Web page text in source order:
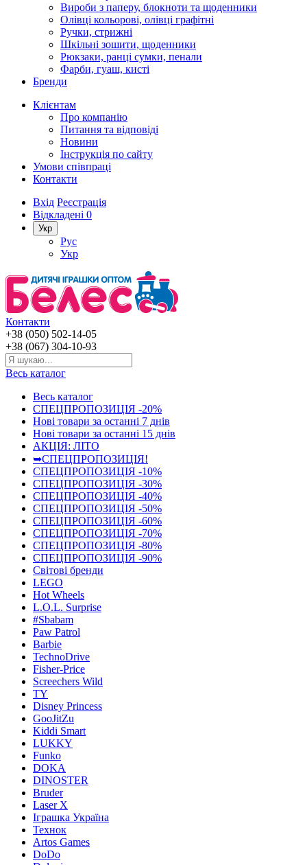
Вироби з паперу, блокноти та щоденники
Олівці кольорові, олівці графітні
Ручки, стрижні
Шкільні зошити, щоденники
Рюкзаки, ранці сумки, пенали
Фарби, гуаш, кисті
Бренди
Клієнтам
Про компанію
Питання та відповіді
Новини
Інструкція по сайту
Умови співпраці
Контакти
Вхід Реєстрація
Відкладені 0
Укр
Рус
Укр
Контакти
+38 (050) 502-14-05
+38 (067) 304-10-93
Весь каталог
Весь каталог
СПЕЦПРОПОЗИЦІЯ -20%
Нові товари за останнi 7 днiв
Нові товари за останнi 15 днiв
АКЦІЯ: ЛІТО
➥СПЕЦПРОПОЗИЦІЯ!
СПЕЦПРОПОЗИЦІЯ -10%
СПЕЦПРОПОЗИЦІЯ -30%
СПЕЦПРОПОЗИЦІЯ -40%
СПЕЦПРОПОЗИЦІЯ -50%
СПЕЦПРОПОЗИЦІЯ -60%
СПЕЦПРОПОЗИЦІЯ -70%
СПЕЦПРОПОЗИЦІЯ -80%
СПЕЦПРОПОЗИЦІЯ -90%
Світові бренди
LEGO
Hot Wheels
L.O.L. Surprise
#Sbabam
Paw Patrol
Barbie
TechnoDrive
Fisher-Price
Screechers Wild
TY
Disney Princess
GooJitZu
Kiddi Smart
LUKKY
Funko
DOKA
DINOSTER
Bruder
Laser X
Іграшка Україна
Технок
Artos Games
DoDo